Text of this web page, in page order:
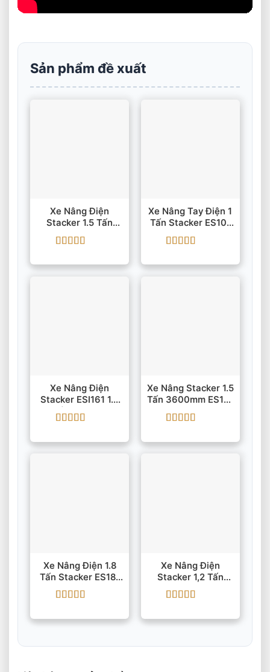
Sản phẩm đề xuất
Xe Nâng Điện
Stacker 1.5 Tấn
3230mm ES15-
33DM IMOW/EP
hạng55 sao
Xe Nâng Tay Điện 1
Tấn Stacker ES10-
22DM Chân Rộng
hạng55 sao
Xe Nâng Điện
Stacker ESI161 1.6
Tấn 1520mm
IMOW/EP
hạng55 sao
Xe Nâng Stacker 1.5
Tấn 3600mm ES15-
15ES IMOW/EP
hạng55 sao
Xe Nâng Điện 1.8
Tấn Stacker ES18-
40WA Nâng Cao
3m
hạng55 sao
Xe Nâng Điện
Stacker 1,2 Tấn
4100mm EP ESA121
hạng55 sao